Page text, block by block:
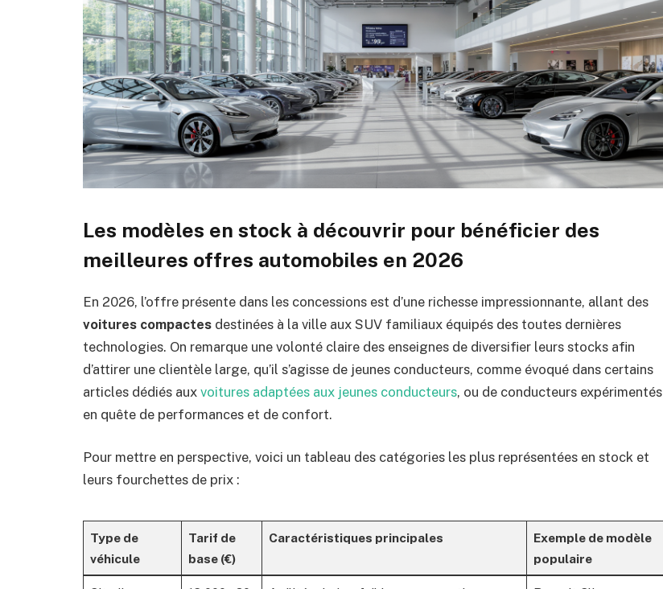
Les modèles en stock à découvrir pour bénéficier des
meilleures offres automobiles en 2026
En 2026, l’offre présente dans les concessions est d’une richesse impressionnante, allant des
voitures compactes destinées à la ville aux SUV familiaux équipés des toutes dernières
technologies. On remarque une volonté claire des enseignes de diversifier leurs stocks afin
d’attirer une clientèle large, qu’il s’agisse de jeunes conducteurs, comme évoqué dans certains
articles dédiés aux voitures adaptées aux jeunes conducteurs, ou de conducteurs expérimentés
en quête de performances et de confort.
Pour mettre en perspective, voici un tableau des catégories les plus représentées en stock et
leurs fourchettes de prix :
Type de
véhicule
Tarif de
base (€)
Caractéristiques principales
Exemple de modèle
populaire